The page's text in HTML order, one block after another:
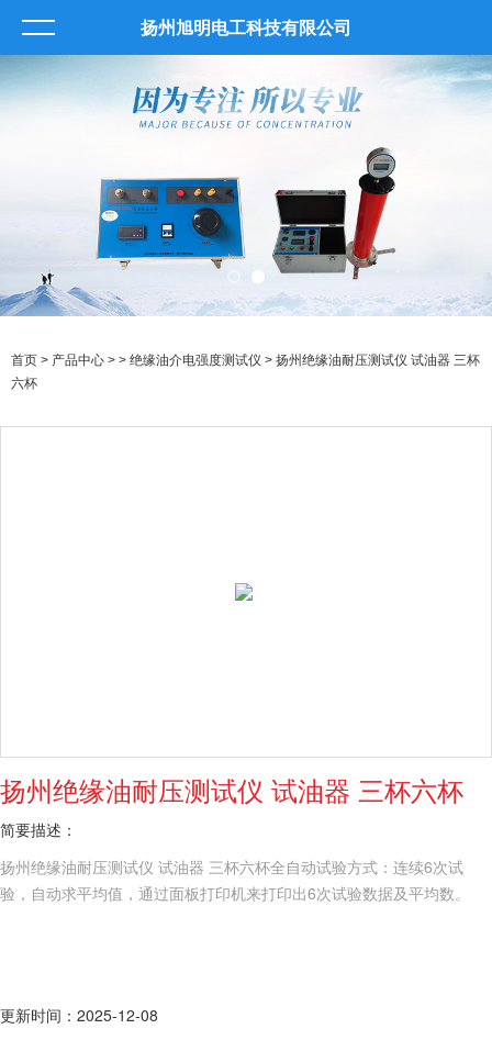
扬州旭明电工科技有限公司
首页 > 产品中心 > > 绝缘油介电强度测试仪 > 扬州绝缘油耐压测试仪 试油器 三杯
六杯
扬州绝缘油耐压测试仪 试油器 三杯六杯
简要描述：
扬州绝缘油耐压测试仪 试油器 三杯六杯全自动试验方式：连续6次试
验，自动求平均值，通过面板打印机来打印出6次试验数据及平均数。
更新时间：2025-12-08